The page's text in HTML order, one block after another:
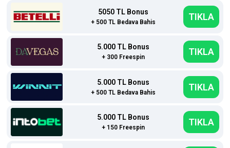
5050 TL Bonus
+ 500 TL Bedava Bahis TIKLA
5.000 TL Bonus
+ 300 Freespin TIKLA
5.000 TL Bonus
+ 500 TL Bedava Bahis TIKLA
5.000 TL Bonus
+ 150 Freespin TIKLA